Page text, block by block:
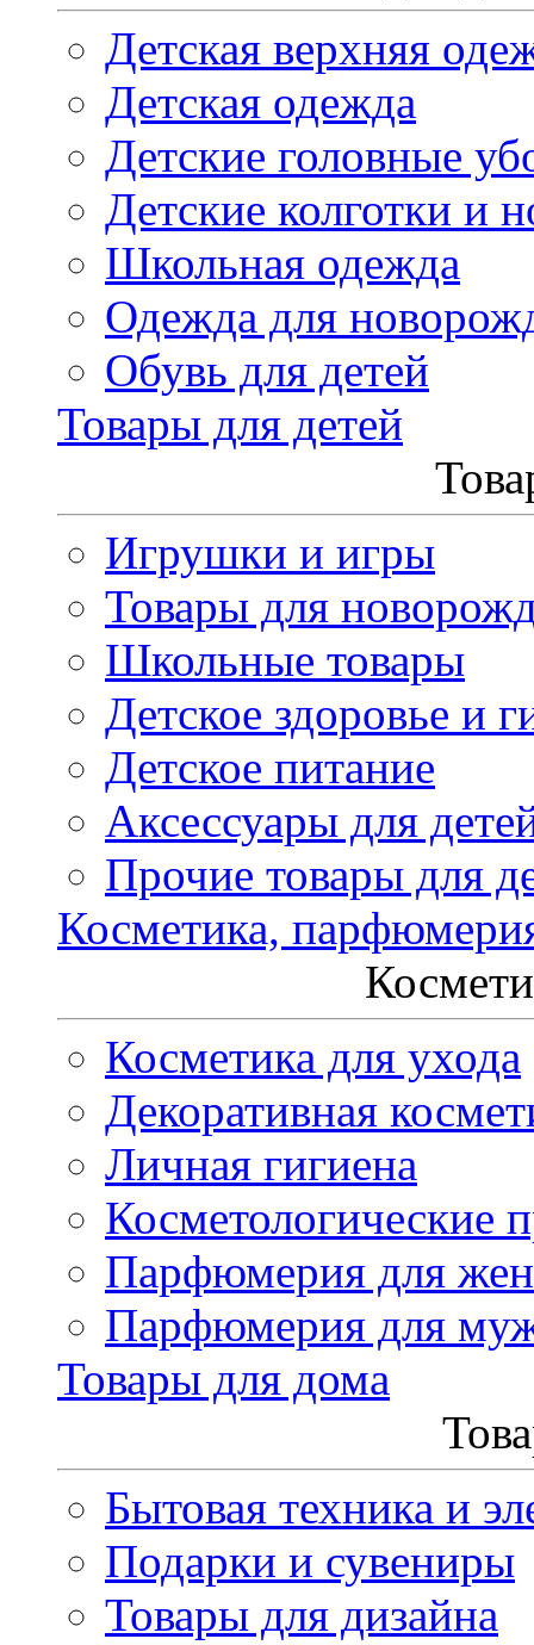
Детская верхняя
Детская одежда
Детские головные
Детские колготки и
Школьная одежда
Одежда для
Обувь для детей
Товары для детей
Игрушки и игры
Товары для
Школьные товары
Детское здоровье и
Детское питание
Аксессуары для
Прочие товары для
Косметика,
Косметика для ухода
Декоративная
Личная гигиена
Косметологические
Парфюмерия для
Парфюмерия для
Товары для дома
Бытовая техника и
Подарки и сувениры
Товары для дизайна